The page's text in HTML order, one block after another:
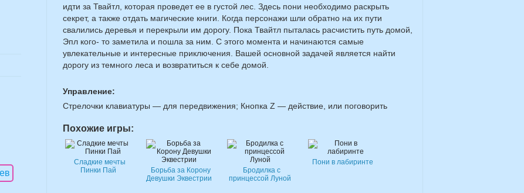
идти за Твайтл, которая проведет ее в густой лес. Здесь пони необходимо раскрыть
секрет, а также отдать магические книги. Когда персонажи шли обратно на их пути
свалились деревья и перекрыли им дорогу. Пока Твайтл пыталась расчистить путь домой,
Эпл кого- то заметила и пошла за ним. С этого момента и начинаются самые
увлекательные и интересные приключения. Вашей основной задачей является найти
дорогу из темного леса и возвратиться к себе домой.
Управление:
Стрелочки клавиатуры — для передвижения; Кнопка Z — действие, или поговорить
Похожие игры:
Сладкие мечты
Пинки Пай
Борьба за Корону
Девушки Эквестрии
Бродилка с
принцессой Луной
Пони в лабиринте